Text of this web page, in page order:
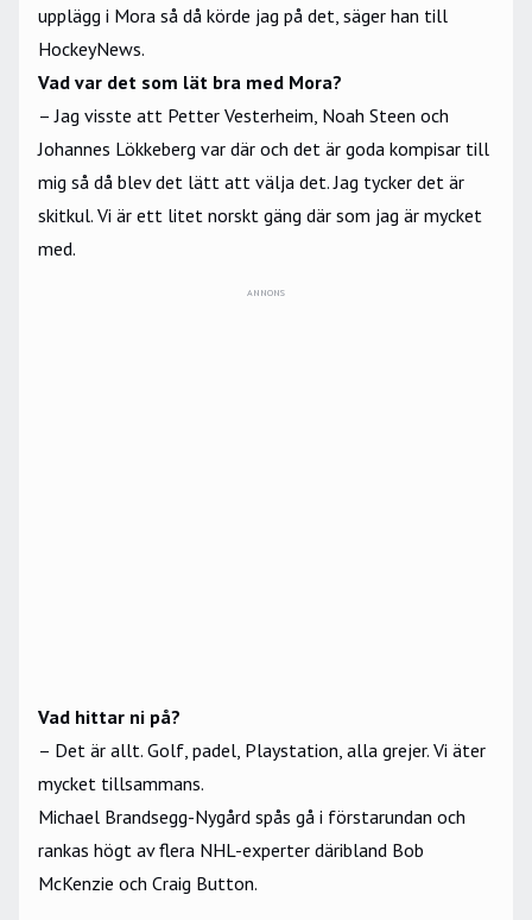
upplägg i Mora så då körde jag på det, säger han till
HockeyNews.
Vad var det som lät bra med Mora?
– Jag visste att Petter Vesterheim, Noah Steen och
Johannes Lökkeberg var där och det är goda kompisar till
mig så då blev det lätt att välja det. Jag tycker det är
skitkul. Vi är ett litet norskt gäng där som jag är mycket
med.
ANNONS
Vad hittar ni på?
– Det är allt. Golf, padel, Playstation, alla grejer. Vi äter
mycket tillsammans.
Michael Brandsegg-Nygård spås gå i förstarundan och
rankas högt av flera NHL-experter däribland Bob
McKenzie och Craig Button.